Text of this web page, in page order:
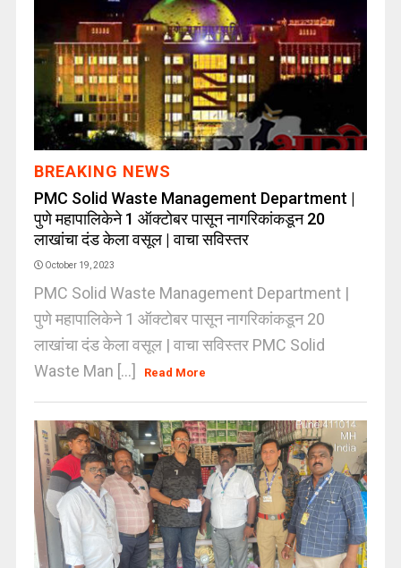
BREAKING NEWS
PMC Solid Waste Management Department |
पुणे महापालिकेने 1 ऑक्टोबर पासून नागरिकांकडून 20
लाखांचा दंड केला वसूल | वाचा सविस्तर
October 19, 2023
PMC Solid Waste Management Department |
पुणे महापालिकेने 1 ऑक्टोबर पासून नागरिकांकडून 20
लाखांचा दंड केला वसूल | वाचा सविस्तर PMC Solid
Waste Man [...]
Read More